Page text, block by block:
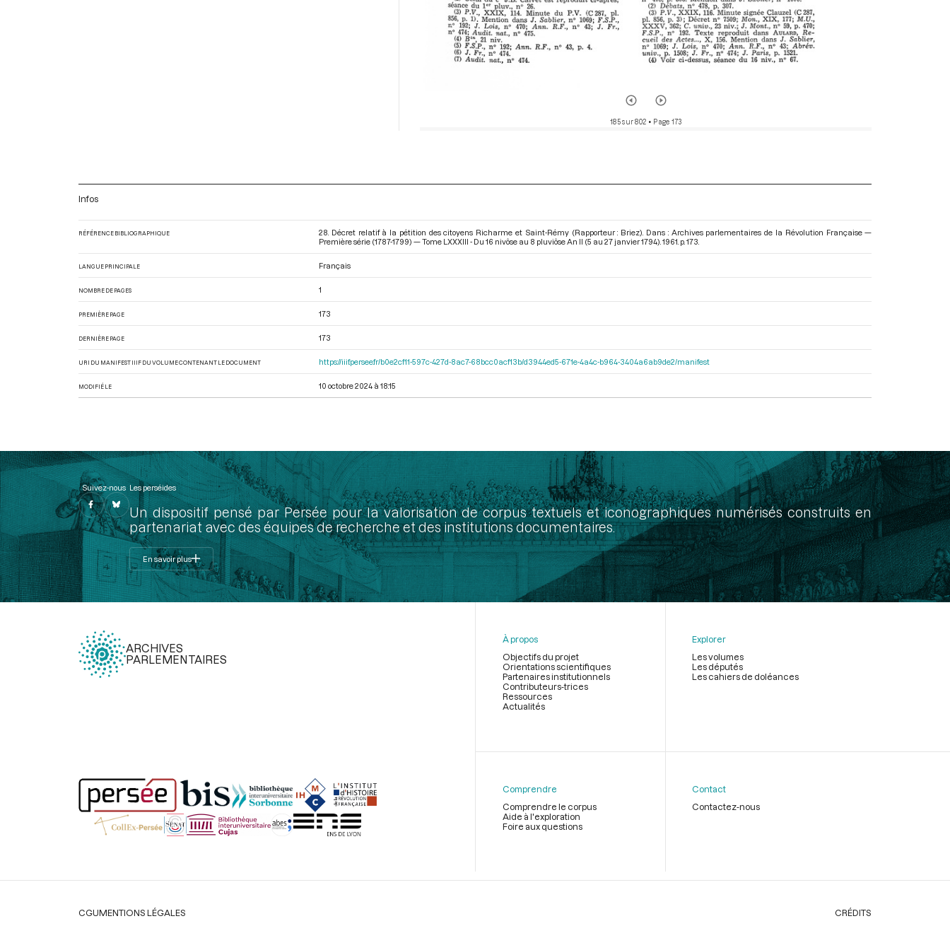
185 sur 802 • Page 173
Infos
RÉFÉRENCE BIBLIOGRAPHIQUE
28. Décret relatif à la pétition des citoyens Richarme et Saint-Rémy (Rapporteur : Briez). Dans : Archives parlementaires de la Révolution Française —
Première série (1787-1799) — Tome LXXXIII - Du 16 nivôse au 8 pluviôse An II (5 au 27 janvier 1794) . 1961. p. 173.
LANGUE PRINCIPALE Français
NOMBRE DE PAGES 1
PREMIÈRE PAGE 173
DERNIÈRE PAGE 173
URI DU MANIFEST IIIF DU VOLUME CONTENANT LE DOCUMENT https://iiif.persee.fr/b0e2cf11-597c-427d-8ac7-68bcc0acf13b/d3944ed5-671e-4a4c-b964-3404a6ab9de2/manifest
MODIFIÉ LE 10 octobre 2024 à 18:15
Suivez-nous Les perséides
Un dispositif pensé par Persée pour la valorisation de corpus textuels et iconographiques numérisés construits en
partenariat avec des équipes de recherche et des institutions documentaires.
En savoir plus
ARCHIVES
PARLEMENTAIRES
page
À propos
Objectifs du projet
Orientations scientifiques
Partenaires institutionnels
Contributeurs-trices
Ressources
Actualités
Explorer
Les volumes
Les députés
Les cahiers de doléances
Comprendre
Comprendre le corpus
Aide à l'exploration
Foire aux questions
Contact
Contactez-nous
Légal
CGUMENTIONS LÉGALES CRÉDITS